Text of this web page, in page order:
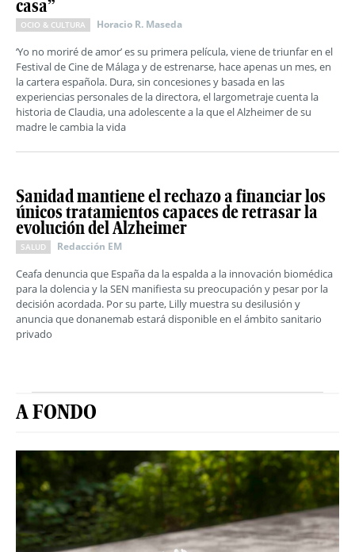
casa”
OCIO & CULTURA Horacio R. Maseda
‘Yo no moriré de amor’ es su primera película, viene de triunfar en el
Festival de Cine de Málaga y de estrenarse, hace apenas un mes, en
la cartera española. Dura, sin concesiones y basada en las
experiencias personales de la directora, el largometraje cuenta la
historia de Claudia, una adolescente a la que el Alzheimer de su
madre le cambia la vida
Sanidad mantiene el rechazo a financiar los
únicos tratamientos capaces de retrasar la
evolución del Alzheimer
SALUD Redacción EM
Ceafa denuncia que España da la espalda a la innovación biomédica
para la dolencia y la SEN manifiesta su preocupación y pesar por la
decisión acordada. Por su parte, Lilly muestra su desilusión y
anuncia que donanemab estará disponible en el ámbito sanitario
privado
A FONDO